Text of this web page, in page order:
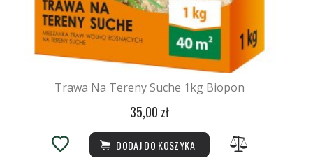
Trawa Na Tereny Suche 1kg Biopon
35,00 zł
DODAJ DO KOSZYKA